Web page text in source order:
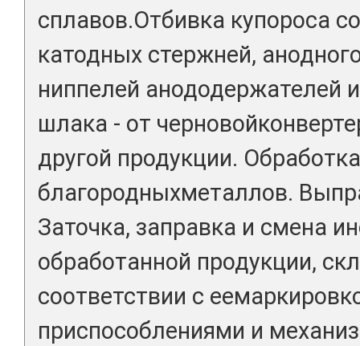
сплавов.Отбивка купороса
катодных стержней,
ниппелей анододержателей
шлака - от
другой продукции.
благородныхметаллов.
Заточка, заправка и смена
обработанной продукции,
соответствии с
приспособлениями и